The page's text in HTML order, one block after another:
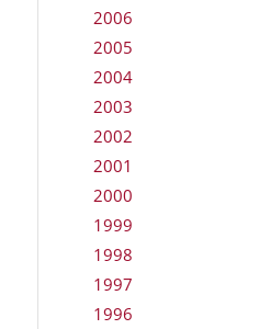
2006
2005
2004
2003
2002
2001
2000
1999
1998
1997
1996